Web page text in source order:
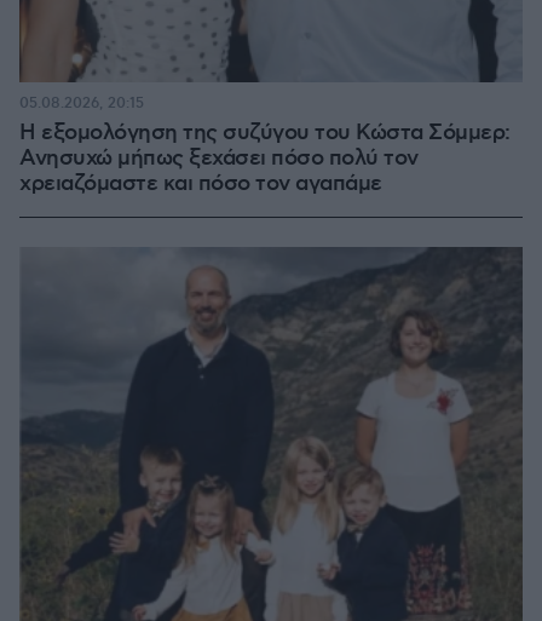
Η εξομολόγηση της συζύγου του Κώστα Σόμμερ:
Ανησυχώ μήπως ξεχάσει πόσο πολύ τον
χρειαζόμαστε και πόσο τον αγαπάμε
05.08.2026, 20:15